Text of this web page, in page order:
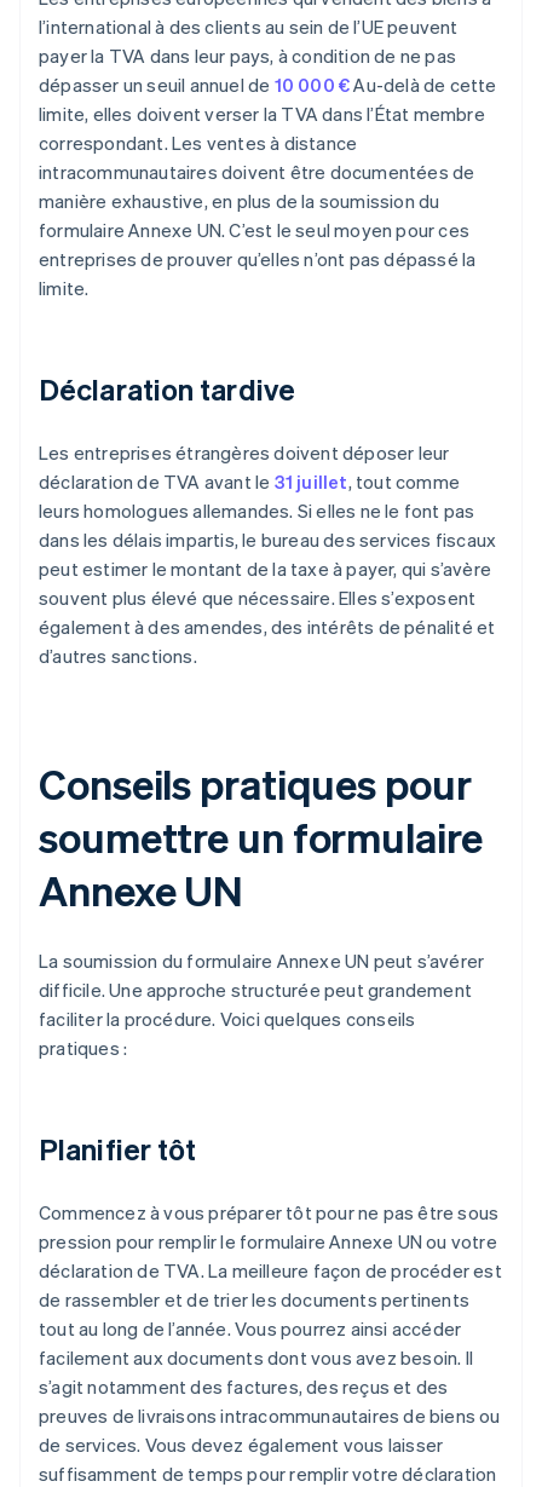
l’international à des clients au sein de l’UE peuvent
payer la TVA dans leur pays, à condition de ne pas
dépasser un seuil annuel de 10 000 €Au-delà de cette
limite, elles doivent verser la TVA dans l’État membre
correspondant. Les ventes à distance
intracommunautaires doivent être documentées de
manière exhaustive, en plus de la soumission du
formulaire Annexe UN. C’est le seul moyen pour ces
entreprises de prouver qu’elles n’ont pas dépassé la
limite.
Déclaration tardive
Les entreprises étrangères doivent déposer leur
déclaration de TVA avant le 31 juillet, tout comme
leurs homologues allemandes. Si elles ne le font pas
dans les délais impartis, le bureau des services fiscaux
peut estimer le montant de la taxe à payer, qui s’avère
souvent plus élevé que nécessaire. Elles s’exposent
également à des amendes, des intérêts de pénalité et
d’autres sanctions.
Conseils pratiques pour
soumettre un formulaire
Annexe UN
La soumission du formulaire Annexe UN peut s’avérer
difficile. Une approche structurée peut grandement
faciliter la procédure. Voici quelques conseils
pratiques :
Planifier tôt
Commencez à vous préparer tôt pour ne pas être sous
pression pour remplir le formulaire Annexe UN ou votre
déclaration de TVA. La meilleure façon de procéder est
de rassembler et de trier les documents pertinents
tout au long de l’année. Vous pourrez ainsi accéder
facilement aux documents dont vous avez besoin. Il
s’agit notamment des factures, des reçus et des
preuves de livraisons intracommunautaires de biens ou
de services. Vous devez également vous laisser
suffisamment de temps pour remplir votre déclaration